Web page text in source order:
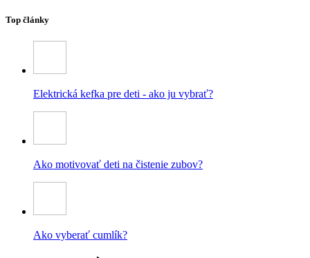
Top články
Elektrická kefka pre deti - ako ju vybrať?
Ako motivovať deti na čistenie zubov?
Ako vyberať cumlík?